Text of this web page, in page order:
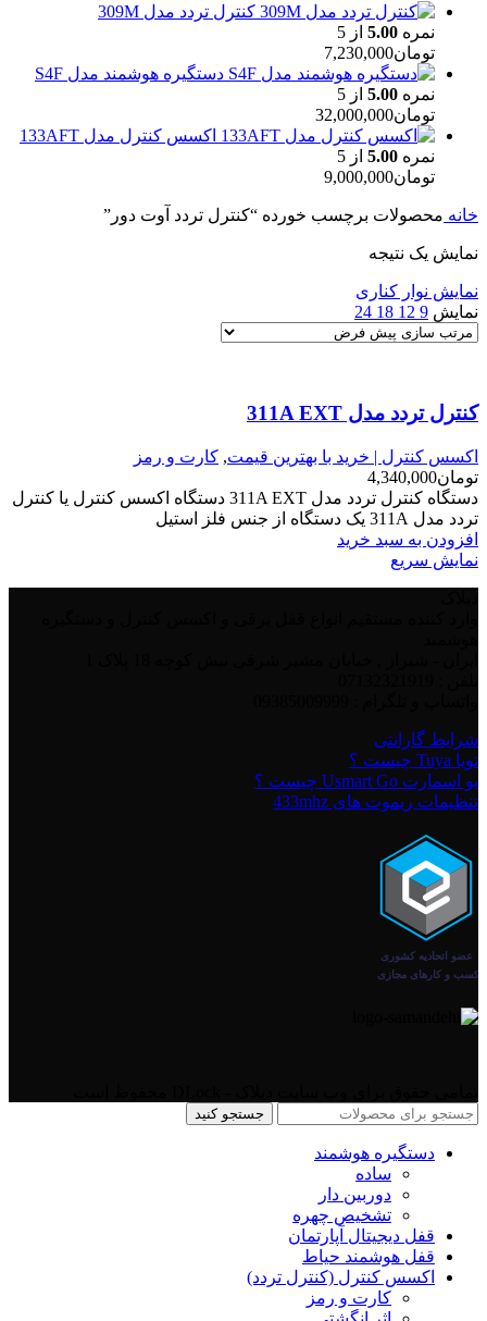
کنترل تردد مدل 309M
نمره 5.00 از 5
تومان7,230,000
دستگیره هوشمند مدل S4F
نمره 5.00 از 5
تومان32,000,000
اکسس کنترل مدل 133AFT
نمره 5.00 از 5
تومان9,000,000
خانه محصولات برچسب خورده “کنترل تردد آوت دور”
نمایش یک نتیجه
نمایش نوار کناری
نمایش 9
12
18
24
کنترل تردد مدل 311A EXT
اکسس کنترل | خرید با بهترین قیمت, کارت و رمز
تومان4,340,000
دستگاه کنترل تردد مدل 311A EXT دستگاه اکسس کنترل یا کنترل
تردد مدل 311A یک دستگاه از جنس فلز استیل
افزودن به سبد خرید
نمایش سریع
شرایط گارانتی
تویا Tuya چیست ؟
یو اسمارت Usmart Go چیست ؟
تنظیمات ریموت های 433mhz
جستجو کنید
دستگیره هوشمند
ساده
دوربین دار
تشخیص چهره
قفل دیجیتال آپارتمان
قفل هوشمند حیاط
اکسس کنترل (کنترل تردد)
کارت و رمز